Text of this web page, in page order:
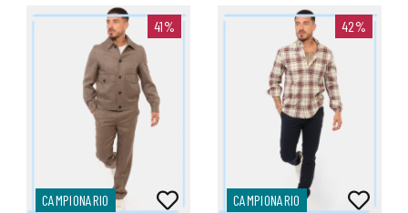
41%
CAMPIONARIO
42%
CAMPIONARIO